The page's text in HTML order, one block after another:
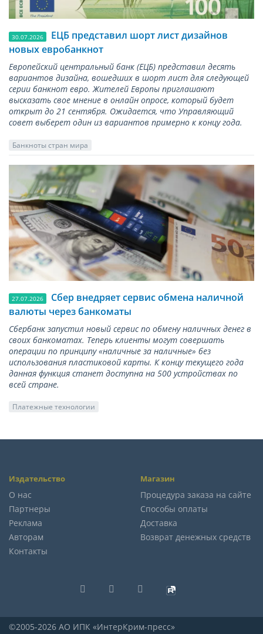
30.07.2026
ЕЦБ представил шорт лист дизайнов
новых евробанкнот
Европейский центральный банк (ЕЦБ) представил десять
вариантов дизайна, вошедших в шорт лист для следующей
серии банкнот евро. Жителей Европы приглашают
высказать свое мнение в онлайн опросе, который будет
открыт до 21 сентября. Ожидается, что Управляющий
совет выберет один из вариантов примерно к концу года.
Банкноты стран мира
27.07.2026
Сбер внедряет сервис обмена наличной
валюты через банкоматы
Сбербанк запустил новый сервис по обмену наличных денег в
своих банкоматах. Теперь клиенты могут совершать
операции по принципу «наличные за наличные» без
использования пластиковой карты. К концу текущего года
данная функция станет доступна на 500 устройствах по
всей стране.
Платежные технологии
Издательство
О нас
Партнеры
Реклама
Авторам
Контакты
Магазин
Процедура заказа на сайте
Способы оплаты
Доставка
Возврат денежных средств
©2005-2026 АО ИПК «ИнтерКрим-пресс»